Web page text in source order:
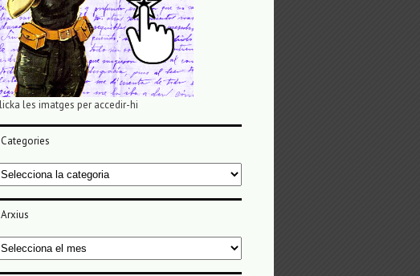
les imatges per accedir-hi
Categories
Arxius